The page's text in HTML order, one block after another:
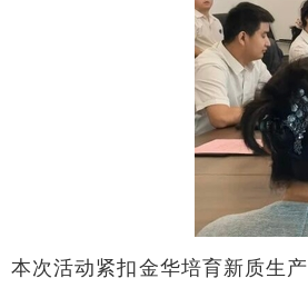
本次活动紧扣金华培育新质生